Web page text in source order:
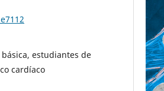
estudiantes de
cardíaco